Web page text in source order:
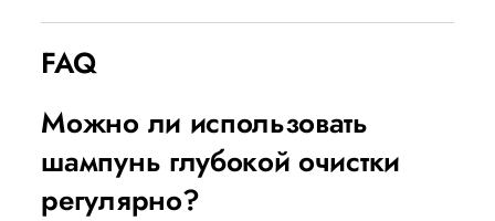
FAQ
Можно ли использовать
шампунь глубокой очистки
регулярно?